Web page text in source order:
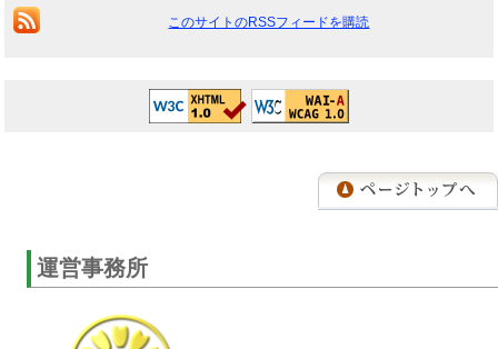
このサイトのRSSフィードを購読
運営事務所